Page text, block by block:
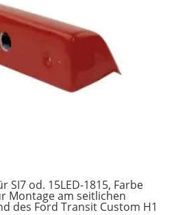
SI7 od. 15LED-1815, Farbe
Montage am seitlichen
des Ford Transit Custom H1